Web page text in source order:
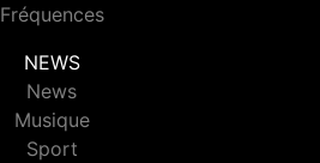
Fréquences
NEWS
News
Musique
Sport